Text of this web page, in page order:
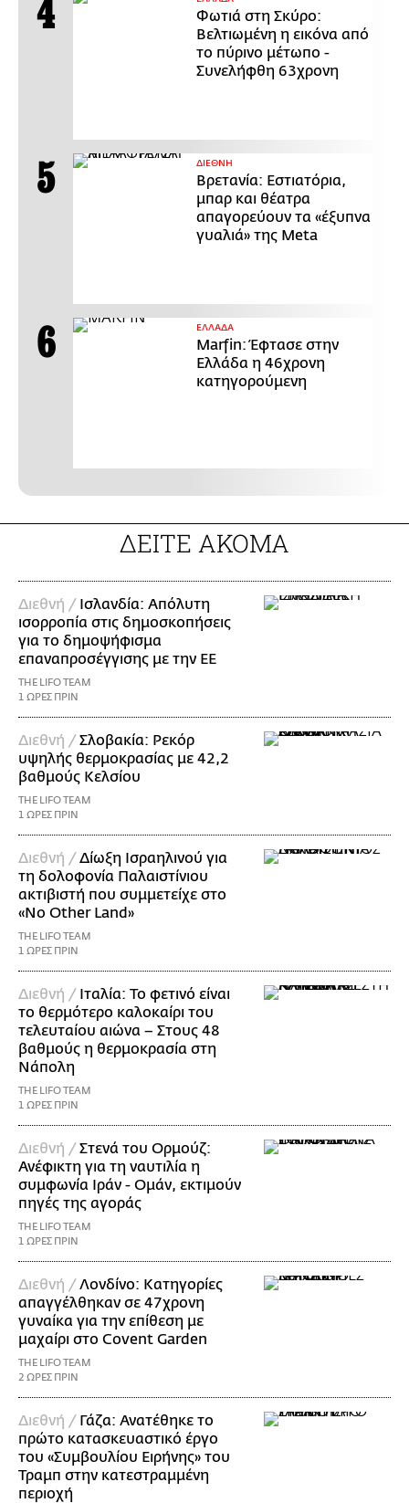
Φωτιά στη Σκύρο:
Βελτιωμένη η εικόνα από
το πύρινο μέτωπο -
Συνελήφθη 63χρονη
ΔΙΕΘΝΗ
Βρετανία: Εστιατόρια,
μπαρ και θέατρα
απαγορεύουν τα «έξυπνα
γυαλιά» της Meta
ΕΛΛΑΔΑ
Marfin: Έφτασε στην
Ελλάδα η 46χρονη
κατηγορούμενη
ΔΕΙΤΕ ΑΚΟΜΑ
Διεθνή / Ισλανδία: Απόλυτη
ισορροπία στις δημοσκοπήσεις
για το δημοψήφισμα
επαναπροσέγγισης με την ΕΕ
THE LIFO TEAM
1 ΩΡΕΣ ΠΡΙΝ
Διεθνή /Σλοβακία: Ρεκόρ
υψηλής θερμοκρασίας με 42,2
βαθμούς Κελσίου
THE LIFO TEAM
1 ΩΡΕΣ ΠΡΙΝ
Διεθνή /Δίωξη Ισραηλινού για
τη δολοφονία Παλαιστίνιου
ακτιβιστή που συμμετείχε στο
«No Other Land»
THE LIFO TEAM
1 ΩΡΕΣ ΠΡΙΝ
Διεθνή / Ιταλία: Το φετινό είναι
το θερμότερο καλοκαίρι του
τελευταίου αιώνα – Στους 48
βαθμούς η θερμοκρασία στη
Νάπολη
THE LIFO TEAM
1 ΩΡΕΣ ΠΡΙΝ
Διεθνή /Στενά του Ορμούζ:
Ανέφικτη για τη ναυτιλία η
συμφωνία Ιράν - Ομάν, εκτιμούν
πηγές της αγοράς
THE LIFO TEAM
1 ΩΡΕΣ ΠΡΙΝ
Διεθνή /Λονδίνο: Κατηγορίες
απαγγέλθηκαν σε 47χρονη
γυναίκα για την επίθεση με
μαχαίρι στο Covent Garden
THE LIFO TEAM
2 ΩΡΕΣ ΠΡΙΝ
Διεθνή / Γάζα: Ανατέθηκε το
πρώτο κατασκευαστικό έργο
του «Συμβουλίου Ειρήνης» του
Τραμπ στην κατεστραμμένη
περιοχή